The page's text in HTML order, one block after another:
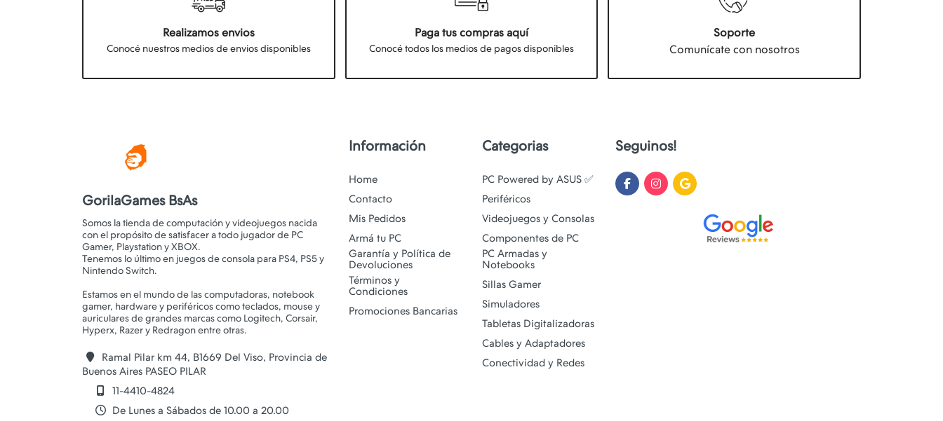
Realizamos envios
Conocé nuestros medios de envios disponibles
Paga tus compras aquí
Conocé todos los medios de pagos disponibles
Soporte
Comunícate con nosotros
GorilaGames BsAs
Somos la tienda de computación y videojuegos nacida
con el propósito de satisfacer a todo jugador de PC
Gamer, Playstation y XBOX.
Tenemos lo último en juegos de consola para PS4, PS5 y
Nintendo Switch.
Estamos en el mundo de las computadoras, notebook
gamer, hardware y periféricos como teclados, mouse y
auriculares de grandes marcas como Logitech, Corsair,
Ramal Pilar km 44, B1669 Del Viso, Provincia de
Buenos Aires PASEO PILAR
11-4410-4824
De Lunes a Sábados de 10.00 a 20.00
Información
Home
Contacto
Mis Pedidos
Armá tu PC
Garantía y Política de
Devoluciones
Términos y
Condiciones
Promociones Bancarias
Categorias
PC Powered by ASUS ✅
Periféricos
Videojuegos y Consolas
Componentes de PC
PC Armadas y
Notebooks
Sillas Gamer
Simuladores
Tabletas Digitalizadoras
Cables y Adaptadores
Conectividad y Redes
Seguinos!